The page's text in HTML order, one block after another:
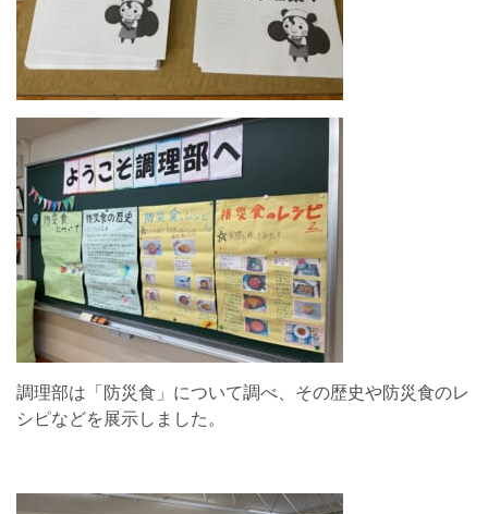
調理部は「防災食」について調べ、その歴史や防災食のレ
シピなどを展示しました。